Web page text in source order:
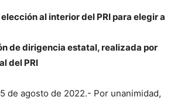
al interior del PRI para elegir a
de dirigencia estatal, realizada por
del PRI
de agosto de 2022.- Por unanimidad,